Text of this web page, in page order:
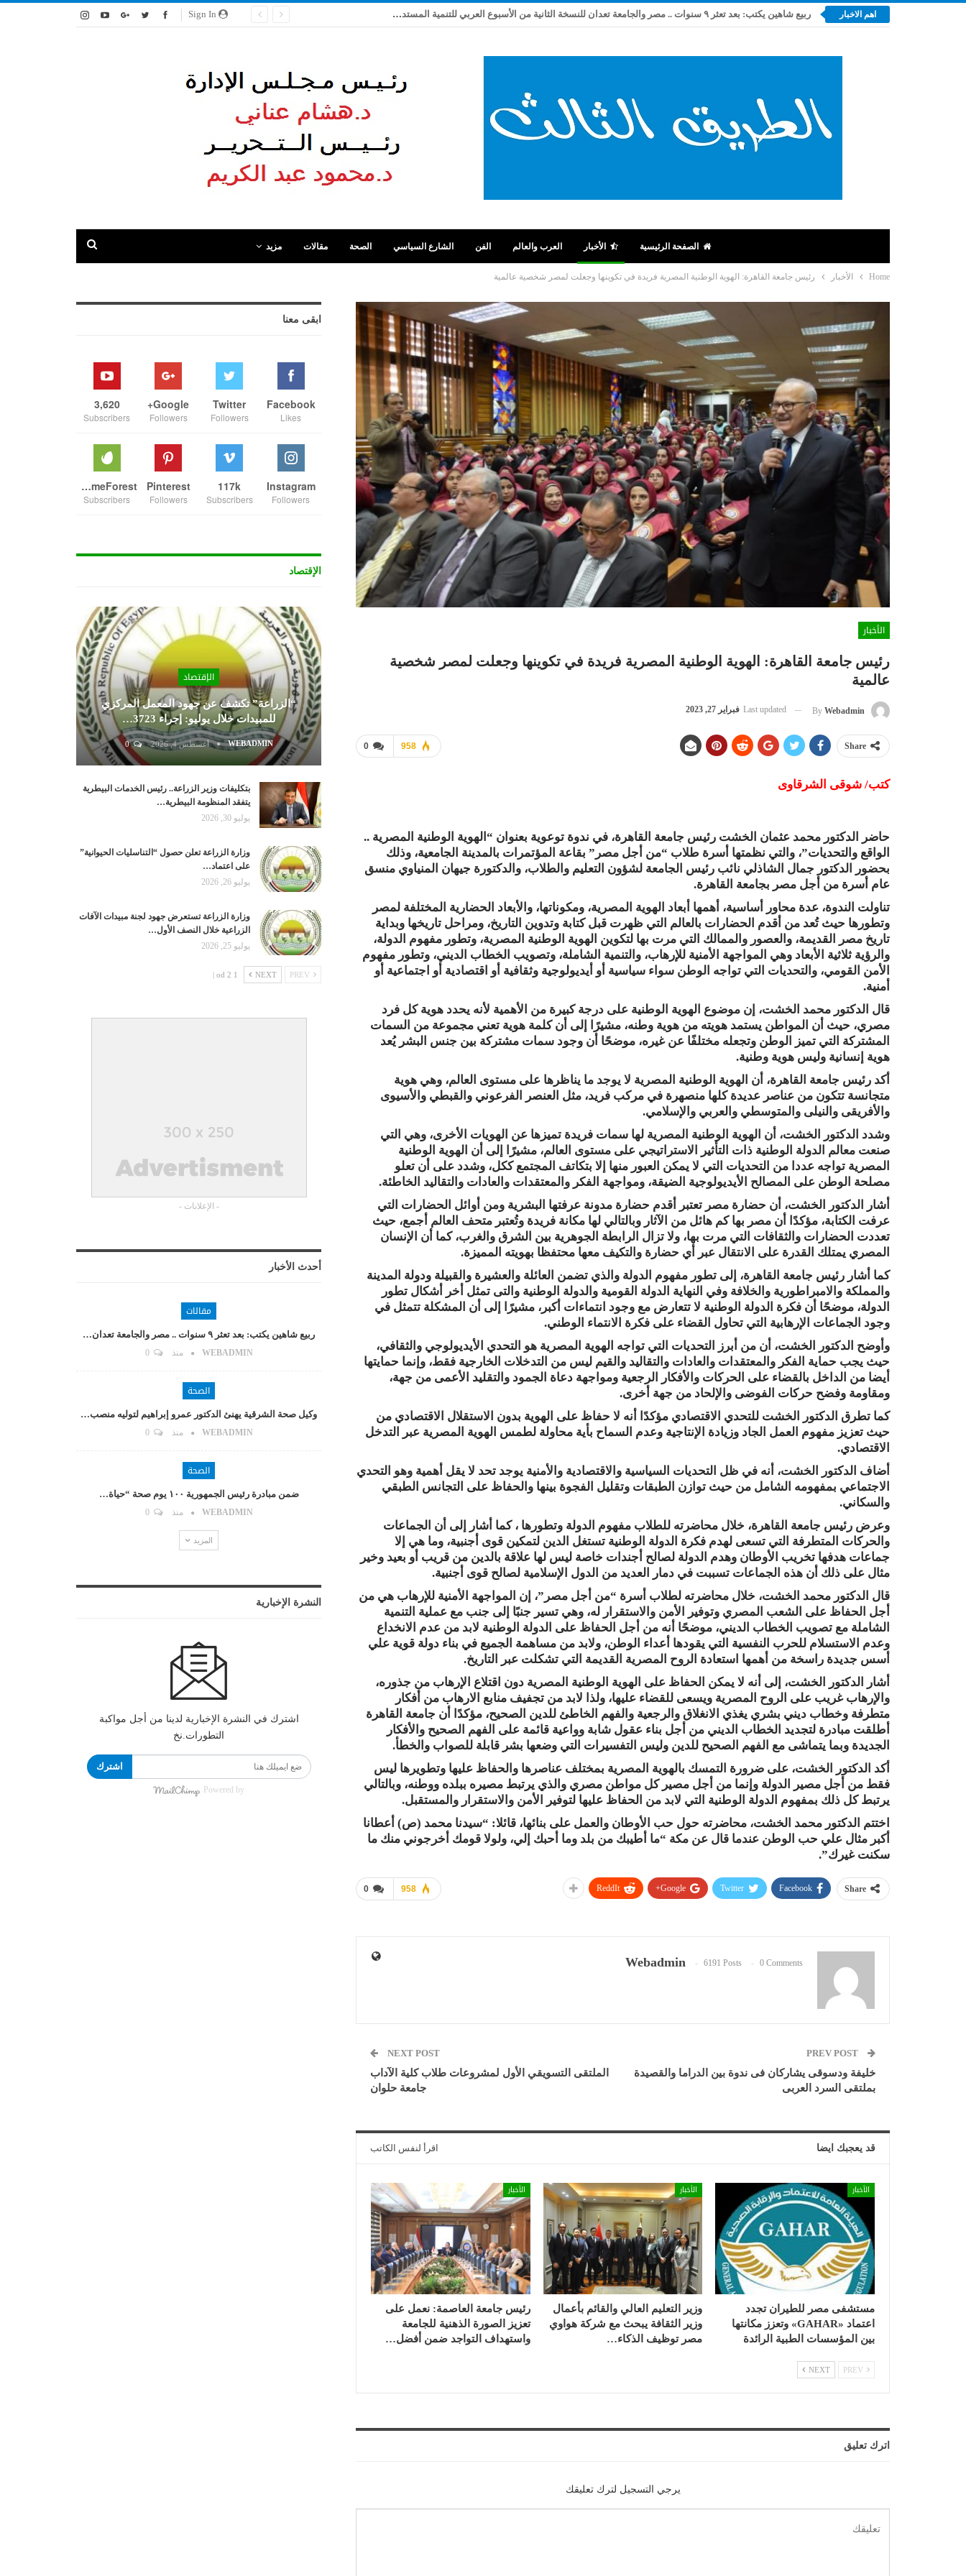
اهم الاخبار ربيع شاهين يكتب: بعد تعثر ٩ سنوات .. مصر والجامعة تعدان للنسخة الثانية من الأسبوع العربي للتنمية المستدامة
الصفحة الرئيسية الأخبار العرب والعالم الفن الشارع السياسي الصحة مقالات مزيد
Home الأخبار رئيس جامعة القاهرة: الهوية الوطنية المصرية فريدة في تكوينها وجعلت لمصر شخصية عالمية
الأخبار
رئيس جامعة القاهرة: الهوية الوطنية المصرية فريدة في تكوينها وجعلت لمصر شخصية
عالمية
By Webadmin
Last updated فبراير 27, 2023
0 958 Share
كتب/ شوقى الشرقاوى
حاضر الدكتور محمد عثمان الخشت رئيس جامعة القاهرة، في ندوة توعوية بعنوان “الهوية الوطنية المصرية ..
الواقع والتحديات”، والتي نظمتها أسرة طلاب “من أجل مصر” بقاعة المؤتمرات بالمدينة الجامعية، وذلك
بحضور الدكتور جمال الشاذلي نائب رئيس الجامعة لشؤون التعليم والطلاب، والدكتورة جيهان المنياوي منسق
عام أسرة من أجل مصر بجامعة القاهرة.
تناولت الندوة، عدة محاور أساسية، أهمها أبعاد الهوية المصرية، ومكوناتها، والأبعاد الحضارية المختلفة لمصر
وتطورها حيث تُعد من أقدم الحضارات بالعالم التي ظهرت قبل كتابة وتدوين التاريخ، ومراحل تاريخها وبداية
تاريخ مصر القديمة، والعصور والممالك التي مرت بها لتكوين الهوية الوطنية المصرية، وتطور مفهوم الدولة،
والرؤية ثلاثية الأبعاد وهي المواجهة الأمنية للإرهاب، والتنمية الشاملة، وتصويب الخطاب الديني، وتطور مفهوم
الأمن القومي، والتحديات التي تواجه الوطن سواء سياسية أو أيديولوجية وثقافية أو اقتصادية أو اجتماعية أو
أمنية.
قال الدكتور محمد الخشت، إن موضوع الهوية الوطنية على درجة كبيرة من الأهمية لأنه يحدد هوية كل فرد
مصري، حيث أن المواطن يستمد هويته من هوية وطنه، مشيرًا إلى أن كلمة هوية تعني مجموعة من السمات
المشتركة التي تميز الوطن وتجعله مختلفًا عن غيره، موضحًا أن وجود سمات مشتركة بين جنس البشر يُعد
هوية إنسانية وليس هوية وطنية.
أكد رئيس جامعة القاهرة، أن الهوية الوطنية المصرية لا يوجد ما يناظرها على مستوى العالم، وهي هوية
متجانسة تتكون من عناصر عديدة كلها منصهرة في مركب فريد، مثل العنصر الفرعوني والقبطي والأسيوى
والأفريقى والنيلى والمتوسطي والعربي والإسلامي.
وشدد الدكتور الخشت، أن الهوية الوطنية المصرية لها سمات فريدة تميزها عن الهويات الأخرى، وهي التي
صنعت معالم الدولة الوطنية ذات التأثير الاستراتيجي على مستوى العالم، مشيرًا إلى أن الهوية الوطنية
المصرية تواجه عددا من التحديات التي لا يمكن العبور منها إلا بتكاتف المجتمع ككل، وشدد على أن تعلو
مصلحة الوطن على المصالح الأيديولوجية الضيقة، ومواجهة الفكر والمعتقدات والعادات والتقاليد الخاطئة.
أشار الدكتور الخشت، أن حضارة مصر تعتبر أقدم حضارة مدونة عرفتها البشرية ومن أوائل الحضارات التي
عرفت الكتابة، مؤكدًا أن مصر بها كم هائل من الآثار وبالتالي لها مكانة فريدة وتُعتبر متحف العالم أجمع، حيث
تعددت الحضارات والثقافات التي مرت بها، ولا تزال الرابطة الجوهرية بين الشرق والغرب، كما أن الإنسان
المصري يمتلك القدرة على الانتقال عبر أي حضارة والتكيف معها محتفظا بهويته المميزة.
كما أشار رئيس جامعة القاهرة، إلى تطور مفهوم الدولة والذي تضمن العائلة والعشيرة والقبيلة ودولة المدينة
والمملكة والامبراطورية والخلافة وفي النهاية الدولة القومية والدولة الوطنية والتى تمثل أخر أشكال تطور
الدولة، موضحًا أن فكرة الدولة الوطنية لا تتعارض مع وجود انتماءات أكبر، مشيرًا إلى أن المشكلة تتمثل في
وجود الجماعات الإرهابية التي تحاول القضاء على فكرة الانتماء الوطني.
وأوضح الدكتور الخشت، أن من أبرز التحديات التي تواجه الهوية المصرية هو التحدي الأيديولوجي والثقافي،
حيث يجب حماية الفكر والمعتقدات والعادات والتقاليد والقيم ليس من التدخلات الخارجية فقط، وإنما حمايتها
أيضا من الداخل بالقضاء على الحركات والأفكار الرجعية ومواجهة دعاة الجمود والتقليد الأعمى من جهة،
ومقاومة وفضح حركات الفوضى والإلحاد من جهة أخرى.
كما تطرق الدكتور الخشت للتحدي الاقتصادي مؤكدًا أنه لا حفاظ على الهوية بدون الاستقلال الاقتصادي من
حيث تعزيز مفهوم العمل الجاد وزيادة الإنتاجية وعدم السماح بأية محاولة لطمس الهوية المصرية عبر التدخل
الاقتصادي.
أضاف الدكتور الخشت، أنه في ظل التحديات السياسية والاقتصادية والأمنية يوجد تحد لا يقل أهمية وهو التحدي
الاجتماعي بمفهومه الشامل من حيث توازن الطبقات وتقليل الفجوة بينها والحفاظ على التجانس الطبقي
والسكاني.
وعرض رئيس جامعة القاهرة، خلال محاضرته للطلاب مفهوم الدولة وتطورها ، كما أشار إلى أن الجماعات
والحركات المتطرفة التي تسعى لهدم فكرة الدولة الوطنية تستغل الدين لتمكين قوى أجنبية، وما هي إلا
جماعات هدفها تخريب الأوطان وهدم الدولة لصالح أجندات خاصة ليس لها علاقة بالدين من قريب أو بعيد وخير
مثال على ذلك أن هذه الجماعات تسببت في دمار العديد من الدول الإسلامية لصالح قوى أجنبية.
قال الدكتور محمد الخشت، خلال محاضرته لطلاب أسرة “من أجل مصر”، إن المواجهة الأمنية للإرهاب هي من
أجل الحفاظ على الشعب المصري وتوفير الأمن والاستقرار له، وهي تسير جنبًا إلى جنب مع عملية التنمية
الشاملة مع تصويب الخطاب الديني، موضحًا أنه من أجل الحفاظ على الدولة الوطنية لابد من عدم الانخداع
وعدم الاستسلام للحرب النفسية التي يقودها أعداء الوطن، ولابد من مساهمة الجميع في بناء دولة قوية علي
أسس جديدة راسخة من أهمها استعادة الروح المصرية القديمة التي تشكلت عبر التاريخ.
أشار الدكتور الخشت، إلى أنه لا يمكن الحفاظ على الهوية الوطنية المصرية دون اقتلاع الإرهاب من جذوره،
والإرهاب غريب على الروح المصرية ويسعى للقضاء عليها، ولذا لابد من تجفيف منابع الارهاب من أفكار
متطرفة وخطاب ديني بشري يغذي الانغلاق والرجعية والفهم الخاطئ للدين الصحيح، مؤكدًا أن جامعة القاهرة
أطلقت مبادرة لتجديد الخطاب الديني من أجل بناء عقول شابة وواعية قائمة على الفهم الصحيح والأفكار
الجديدة وبما يتماشى مع الفهم الصحيح للدين وليس التفسيرات التي وضعها بشر قابلة للصواب والخطأ.
أكد الدكتور الخشت، على ضرورة التمسك بالهوية المصرية بمختلف عناصرها والحفاظ عليها وتطويرها ليس
فقط من أجل مصير الدولة وإنما من أجل مصير كل مواطن مصري والذي يرتبط مصيره ببلده ووطنه، وبالتالي
يرتبط كل ذلك بمفهوم الدولة الوطنية التي لابد من الحفاظ عليها لتوفير الأمن والاستقرار والمستقبل.
اختتم الدكتور محمد الخشت، محاضرته حول حب الأوطان والعمل على بنائها، قائلا: “سيدنا محمد (ص) أعطانا
أكبر مثال علي حب الوطن عندما قال عن مكة “ما أطيبك من بلد وما أحبك إلي، ولولا قومك أخرجوني منك ما
سكنت غيرك”.
0 958 Share
Facebook
Twitter
Google+
ReddIt
Webadmin 6191 Posts 0 Comments
خليفة ودسوقى يشاركان فى ندوة بين الدراما والقصيدة
بملتقى السرد العربى
NEXT POST
الملتقى التسويقي الأول لمشروعات طلاب كلية الآداب
جامعة حلوان
قد يعجبك ايضا اقرأ لنفس الكاتب
الأخبار
مستشفى مصر للطيران تجدد
اعتماد «GAHAR» وتعزز مكانتها
بين المؤسسات الطبية الرائدة
الأخبار
وزير التعليم العالي والقائم بأعمال
وزير الثقافة يبحث مع شركة هواوي
مصر توظيف الذكاء…
الأخبار
رئيس جامعة العاصمة: نعمل على
تعزيز الصورة الذهنية للجامعة
واستهداف التواجد ضمن أفضل…
NEXT
اترك تعليق
يرجي التسجيل لترك تعليقك
ابقى معنا
Facebook
Likes
Twitter
Followers
Google+
Followers
3,620
Subscribers
Instagram
Followers
117k
Subscribers
Pinterest
Followers
ThemeForest
Subscribers
الإقتصاد
الإقتصاد
“الزراعة” تكشف عن جهود المعمل المركزي
للمبيدات خلال يوليو: إجراء 3723…
WEBADMIN أغسطس 4, 2026 0
بتكليفات وزير الزراعة.. رئيس الخدمات البيطرية
يتفقد المنظومة البيطرية…
يوليو 30, 2026
وزارة الزراعة تعلن حصول “التناسليات الحيوانية”
على اعتماد…
يوليو 26, 2026
وزارة الزراعة تستعرض جهود لجنة مبيدات الآفات
الزراعية خلال النصف الأول…
يوليو 25, 2026
NEXT
1 od 2 |
- الإعلانات -
أحدث الأخبار
مقالات
ربيع شاهين يكتب: بعد تعثر ٩ سنوات .. مصر والجامعة تعدان…
WEBADMIN منذ 0
الصحة
وكيل صحة الشرقية يهنئ الدكتور عمرو إبراهيم لتوليه منصب…
WEBADMIN منذ 0
الصحة
ضمن مبادرة رئيس الجمهورية ١٠٠ يوم صحة “حياة…
WEBADMIN منذ 0
المزيد
النشرة الإخبارية
اشترك في النشرة الإخبارية لدينا من أجل مواكبة
التطورات.نخ
اشترك
Powered by